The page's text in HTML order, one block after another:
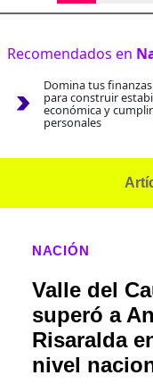
Recomendados en
Domina tus
para construir
económica y
personales
NACIÓN
Valle del
superó a
Risaralda
nivel